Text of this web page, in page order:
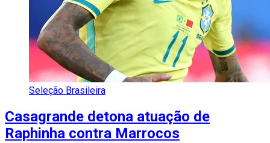
Seleção Brasileira
Casagrande detona atuação de
Raphinha contra Marrocos